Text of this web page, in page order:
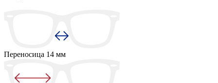
Переносица 14 мм